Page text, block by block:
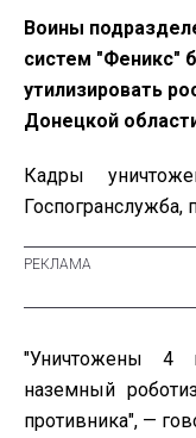
Воины
систем "Феникс"
утилизировать
Донецкой
Кадры
Госпогранслужба,
"Уничтожены 4
наземный
противника", —